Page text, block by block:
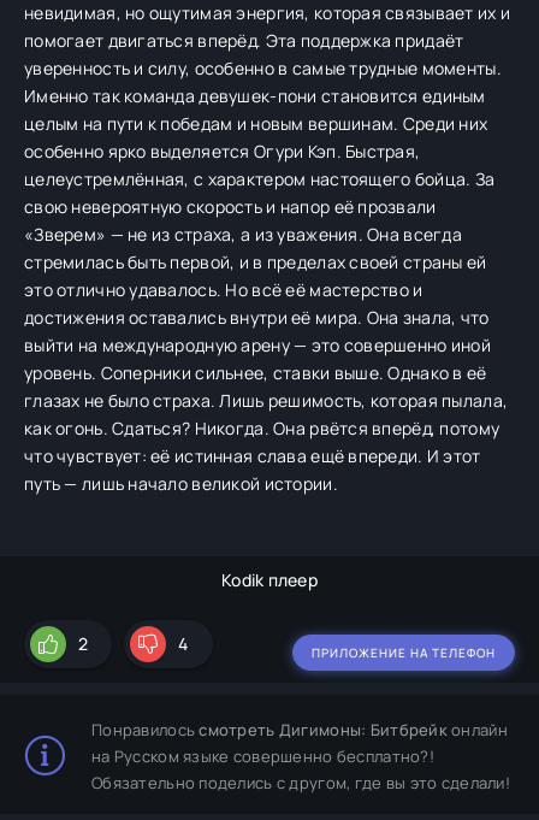
невидимая, но ощутимая энергия, которая связывает их и
помогает двигаться вперёд. Эта поддержка придаёт
уверенность и силу, особенно в самые трудные моменты.
Именно так команда девушек-пони становится единым
целым на пути к победам и новым вершинам. Среди них
особенно ярко выделяется Огури Кэп. Быстрая,
целеустремлённая, с характером настоящего бойца. За
свою невероятную скорость и напор её прозвали
«Зверем» — не из страха, а из уважения. Она всегда
стремилась быть первой, и в пределах своей страны ей
это отлично удавалось. Но всё её мастерство и
достижения оставались внутри её мира. Она знала, что
выйти на международную арену — это совершенно иной
уровень. Соперники сильнее, ставки выше. Однако в её
глазах не было страха. Лишь решимость, которая пылала,
как огонь. Сдаться? Никогда. Она рвётся вперёд, потому
что чувствует: её истинная слава ещё впереди. И этот
путь — лишь начало великой истории.
Kodik плеер
2 4 ПРИЛОЖЕНИЕ НА ТЕЛЕФОН
Понравилосьсмотреть Дигимоны: Битбрейконлайн
на Русском языке совершенно бесплатно?!
Обязательно поделись с другом, где вы это сделали!